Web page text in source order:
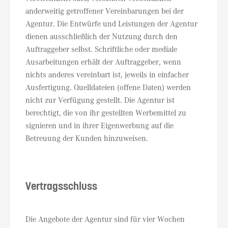
anderweitig getroffener Vereinbarungen bei der
Agentur. Die Entwürfe und Leistungen der Agentur
dienen ausschließlich der Nutzung durch den
Auftraggeber selbst. Schriftliche oder mediale
Ausarbeitungen erhält der Auftraggeber, wenn
nichts anderes vereinbart ist, jeweils in einfacher
Ausfertigung. Quelldateien (offene Daten) werden
nicht zur Verfügung gestellt. Die Agentur ist
berechtigt, die von ihr gestellten Werbemittel zu
signieren und in ihrer Eigenwerbung auf die
Betreuung der Kunden hinzuweisen.
Vertragsschluss
Die Angebote der Agentur sind für vier Wochen